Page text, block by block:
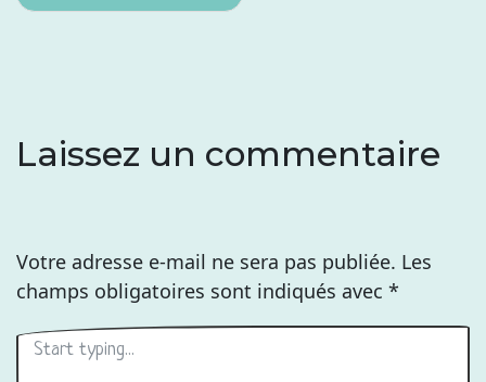
l’article
Laissez un commentaire
Votre adresse e-mail ne sera pas publiée. Les
champs obligatoires sont indiqués avec *